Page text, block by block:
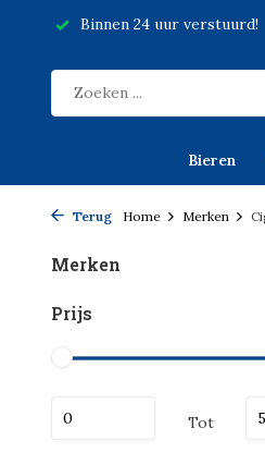
Binnen 24 uur verstuurd!
Bieren
Terug Home Merken
Merken
Prijs
Tot